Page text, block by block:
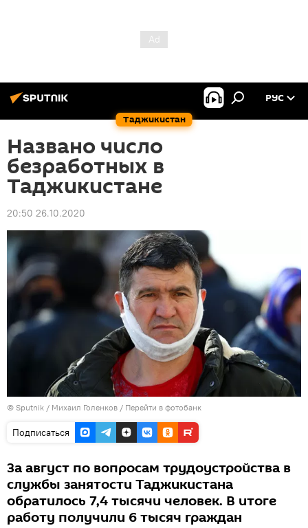
Таджикистан
РУС
Названо число
безработных в
Таджикистане
20:50 26.10.2020
© Sputnik / Михаил Голенков / Перейти в фотобанк
Подписаться
За август по вопросам трудоустройства в
службы занятости Таджикистана
обратилось 7,4 тысячи человек. В итоге
работу получили 6 тысяч граждан